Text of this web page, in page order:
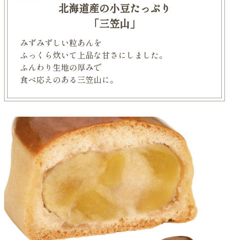
北海道産の小豆たっぷり
「三笠山」
みずみずしい粒あんを
ふっくら炊いて上品な甘さにしました。
ふんわり生地の厚みで
食べ応えのある三笠山に。